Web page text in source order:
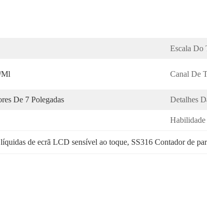
Escala Do
ml Canal De
De 7 Polegadas Detalhes
Habilidade
de ecrã LCD sensível ao toque, SS316 Contador de